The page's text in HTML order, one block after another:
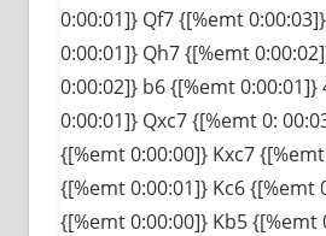
0:00:01]} Qf7 {[%emt
0:00:01]} Qh7 {[%emt
0:00:02]} b6 {[%emt 0:00:01]}
0:00:01]} Qxc7 {[%emt 0:
{[%emt 0:00:00]} Kxc7
{[%emt 0:00:01]} Kc6 {[%emt
{[%emt 0:00:00]} Kb5 {[%emt